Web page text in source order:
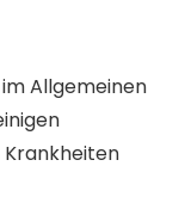
Allgemeinen
Krankheiten